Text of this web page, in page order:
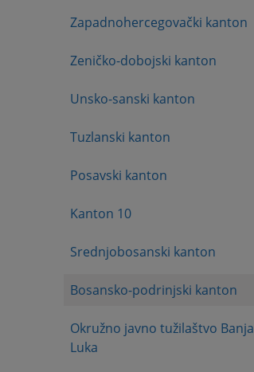
Zapadnohercegovački kanton
Zeničko-dobojski kanton
Unsko-sanski kanton
Tuzlanski kanton
Posavski kanton
Kanton 10
Srednjobosanski kanton
Bosansko-podrinjski kanton
Okružno javno tužilaštvo Banja
Luka